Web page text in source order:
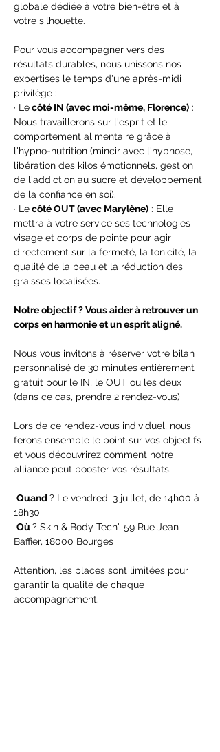
globale dédiée à votre bien-être et à
votre silhouette.
Pour vous accompagner vers des
résultats durables, nous unissons nos
expertises le temps d'une après-midi
privilège :
· Le côté IN (avec moi-même, Florence) :
Nous travaillerons sur l'esprit et le
comportement alimentaire grâce à
l'hypno-nutrition (mincir avec l'hypnose,
libération des kilos émotionnels, gestion
de l'addiction au sucre et développement
de la confiance en soi).
· Le côté OUT (avec Marylène) : Elle
mettra à votre service ses technologies
visage et corps de pointe pour agir
directement sur la fermeté, la tonicité, la
qualité de la peau et la réduction des
graisses localisées.
Notre objectif ? Vous aider à retrouver un
corps en harmonie et un esprit aligné.
Nous vous invitons à réserver votre bilan
personnalisé de 30 minutes entièrement
gratuit pour le IN, le OUT ou les deux
(dans ce cas, prendre 2 rendez-vous)
Lors de ce rendez-vous individuel, nous
ferons ensemble le point sur vos objectifs
et vous découvrirez comment notre
alliance peut booster vos résultats.
Quand ? Le vendredi 3 juillet, de 14h00 à
18h30
Où ? Skin & Body Tech', 59 Rue Jean
Baffier, 18000 Bourges
Attention, les places sont limitées pour
garantir la qualité de chaque
accompagnement.